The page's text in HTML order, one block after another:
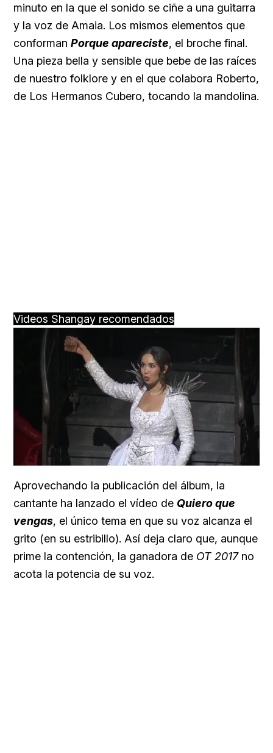
minuto en la que el sonido se ciñe a una guitarra
y la voz de Amaia. Los mismos elementos que
conforman Porque apareciste, el broche final.
Una pieza bella y sensible que bebe de las raíces
de nuestro folklore y en el que colabora Roberto,
de Los Hermanos Cubero, tocando la mandolina.
Videos Shangay recomendados
Unmute Loaded:
25.99%
Aprovechando la publicación del álbum, la
cantante ha lanzado el vídeo de Quiero que
vengas, el único tema en que su voz alcanza el
grito (en su estribillo). Así deja claro que, aunque
prime la contención, la ganadora de OT 2017no
acota la potencia de su voz.